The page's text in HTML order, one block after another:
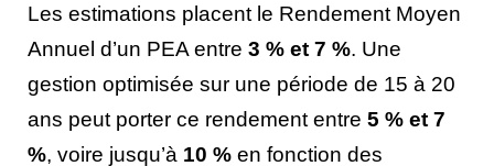
Les estimations placent le Rendement Moyen
Annuel d’un PEA entre 3 % et 7 %. Une
gestion optimisée sur une période de 15 à 20
ans peut porter ce rendement entre 5 % et 7
%, voire jusqu’à 10 % en fonction des